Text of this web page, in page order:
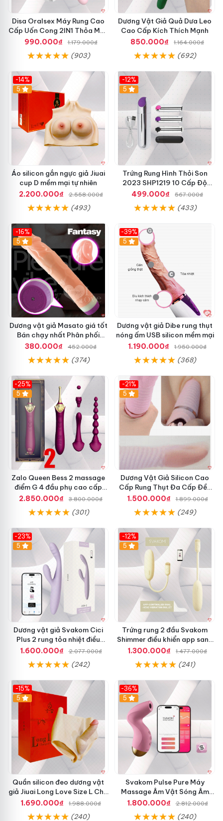
Disa Oralsex Máy Rung Cao
Cấp Uốn Cong 2IN1 Thỏa Mãn
Mua Ngay
990.000₫ 1.179.000₫
(903)
Dương Vật Giả Quả Dưa Leo
Cao Cấp Kích Thích Mạnh
850.000₫
1.164.000₫
(692)
-14%
5
Áo silicon gắn ngực giả Jiuai
cup D mềm mại tự nhiên
2.200.000₫
2.558.000₫
(493)
-12%
5
Trứng Rung Hình Thỏi Son
2023 SHP1219 10 Cấp Độ
Rung Kích Thích
499.000₫ 567.000₫
(433)
-16%
5
Dương vật giả Masato giá tốt
Bán chạy nhất Phân phối
chính hãng
380.000₫ 452.000₫
(374)
-39%
5
Dương vật giả Dibe rung thụt
nóng ấm USB silicon mềm mại
1.190.000₫
1.950.000₫
(368)
-25%
5
Zalo Queen Bess 2 massage
điểm G 4 đầu phụ cao cấp
sạc tiện lợi
2.850.000₫ 3.800.000₫
(301)
-21%
5
Dương Vật Giả Silicon Cao
Cấp Rung Thụt Đa Cấp Đều
SHP232
1.500.000₫ 1.899.000₫
(249)
-23%
5
Dương vật giả Svakom Cici
Plus 2 rung tỏa nhiệt điều
khiển App
1.600.000₫ 2.077.000₫
(242)
-12%
5
Trứng rung 2 đầu Svakom
Shimmer điều khiển app sang
trọng chất lượng
1.300.000₫ 1.477.000₫
(241)
-15%
5
Quần silicon đeo dương vật
giả Jiuai Long Love Size L Cho
Nữ Đồng Tính
1.690.000₫ 1.988.000₫
(240)
-36%
5
Svakom Pulse Pure Máy
Massage Âm Vật Sóng Âm
Cao Cấp Điều Khiển App Đỉnh
1.800.000₫ 2.812.000₫
(240)